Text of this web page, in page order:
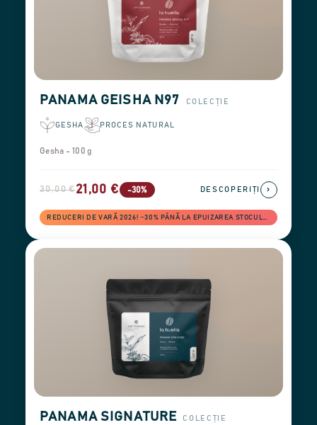
PANAMA GEISHA N97 COLECȚIE
GESHA PROCES NATURAL
Gesha - 100 g
30,00 €21,00 € -30%
REDUCERI DE VARĂ 2026! −30% PÂNĂ LA EPUIZAREA STOCULUI
DESCOPERIȚI ›
PANAMA SIGNATURE COLECȚIE